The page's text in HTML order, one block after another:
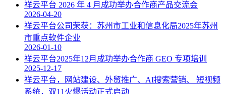
祥云平台 2026 年 4 月成功举办合作商产品交流会
2026-04-20
祥云平台公司荣获：苏州市工业和信息化局2025年苏州
市重点软件企业
2026-01-10
祥云平台2025年12月成功举办合作商 GEO 专项培训
2025-12-17
祥云平台，网站建设、外贸推广、AI搜索营销、 短视频
系统，双11火爆活动正式启动